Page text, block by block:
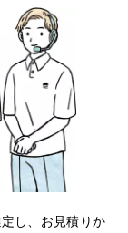
し、お見積りか